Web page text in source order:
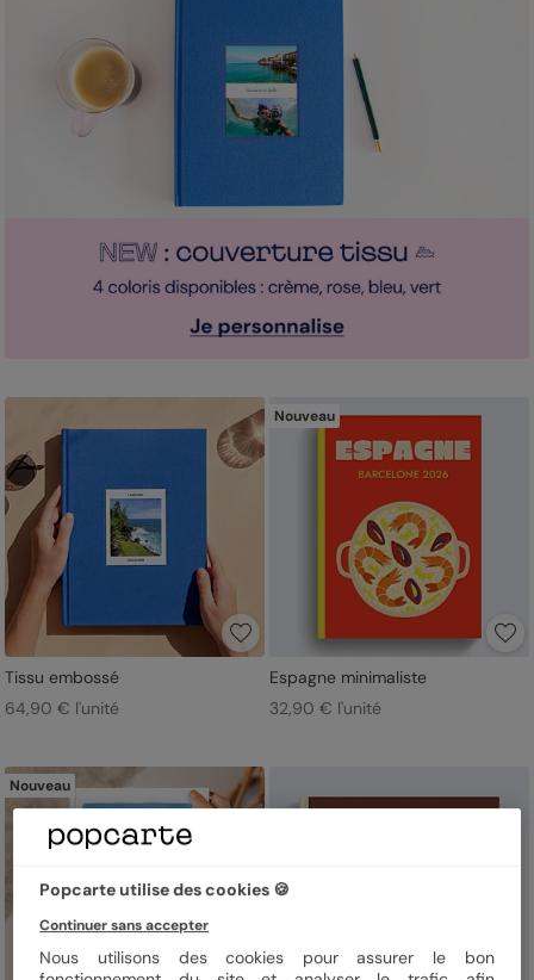
Tissu embossé
64,90 € l'unité
Nouveau
Espagne minimaliste
32,90 € l'unité
Nouveau
Popcarte utilise des cookies 🍪
Continuer sans accepter
Nous utilisons des cookies pour assurer le bon